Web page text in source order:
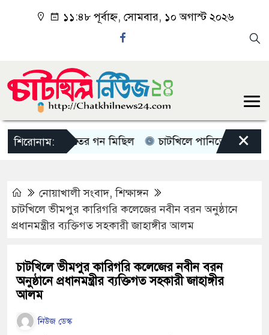
১১:৪৮ পূর্বাহ্ন, সোমবার, ১০ অগাস্ট ২০২৬
শিরোনাম:জামাতের গন মিছিল চাটখিলে পানিতে ডুবে শিশুর
×
নোয়াখালী সংবাদ,শিক্ষাঙ্গন
চাটখিলে ভীমপুর কারিগরি কলেজের নবীন বরন অনুষ্ঠানে
প্রধানমন্ত্রীর ব্যক্তিগত সহকারী জাহাঙ্গীর আলম
চাটখিলে ভীমপুর কারিগরি কলেজের নবীন বরন
অনুষ্ঠানে প্রধানমন্ত্রীর ব্যক্তিগত সহকারী জাহাঙ্গীর
আলম
নিউজ ডেস্ক